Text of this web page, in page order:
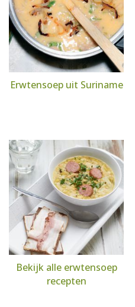
Erwtensoep uit Suriname
Bekijk alle erwtensoep
recepten